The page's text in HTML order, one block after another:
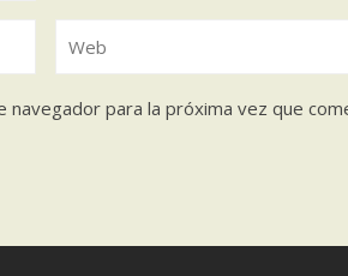
para la próxima vez que